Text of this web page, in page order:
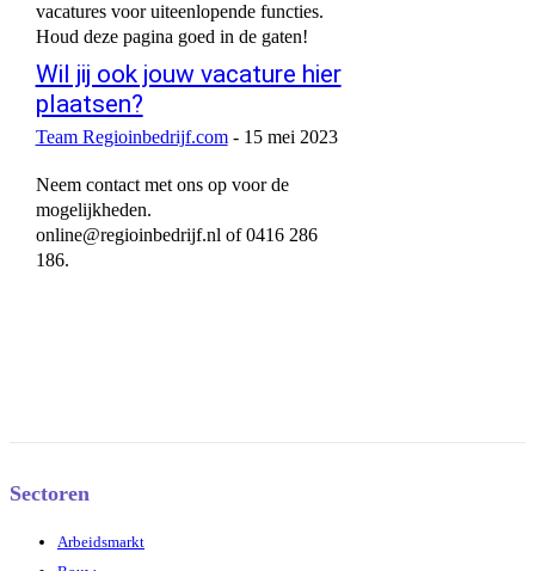
vacatures voor uiteenlopende functies.
Houd deze pagina goed in de gaten!
Wil jij ook jouw vacature hier
plaatsen?
Team Regioinbedrijf.com - 15 mei 2023
Neem contact met ons op voor de
mogelijkheden.
online@regioinbedrijf.nl of 0416 286
186.
Sectoren
Arbeidsmarkt